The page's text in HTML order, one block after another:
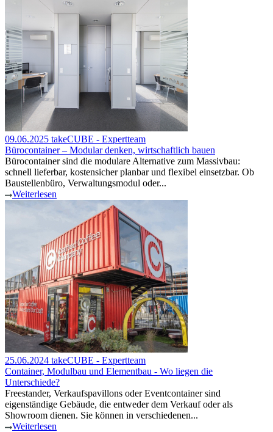
09.06.2025 takeCUBE - Expertteam
Bürocontainer – Modular denken, wirtschaftlich bauen
Bürocontainer sind die modulare Alternative zum Massivbau:
schnell lieferbar, kostensicher planbar und flexibel einsetzbar. Ob
Baustellenbüro, Verwaltungsmodul oder...
Weiterlesen
25.06.2024 takeCUBE - Expertteam
Container, Modulbau und Elementbau - Wo liegen die
Unterschiede?
Freestander, Verkaufspavillons oder Eventcontainer sind
eigenständige Gebäude, die entweder dem Verkauf oder als
Showroom dienen. Sie können in verschiedenen...
Weiterlesen